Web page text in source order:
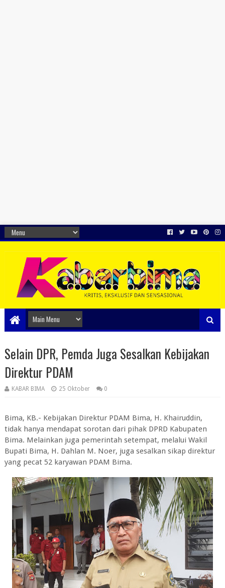
Selain DPR, Pemda Juga Sesalkan Kebijakan
Direktur PDAM
KABAR BIMA 25 Oktober 0
Bima, KB.- Kebijakan Direktur PDAM Bima, H. Khairuddin,
tidak hanya mendapat sorotan dari pihak DPRD Kabupaten
Bima. Melainkan juga pemerintah setempat, melalui Wakil
Bupati Bima, H. Dahlan M. Noer, juga sesalkan sikap direktur
yang pecat 52 karyawan PDAM Bima.